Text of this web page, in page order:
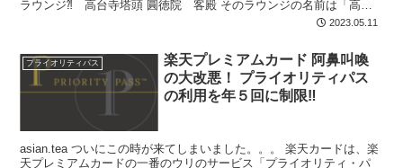
ラウンジ⁈ 高台寺塔頭 圓徳院 客殿 そのラウンジの名前は「高台
2023.05.11
プライオリティパス
楽天プレミアムカード 阿鼻叫喚
の大改悪！ プライオリティパス
の利用を年５回に制限‼
asian.tea ついにこの時が来てしまいました。。。 楽天カードは、楽
天プレミアムカードの一番のウリのサービス「プライオリティ・パ